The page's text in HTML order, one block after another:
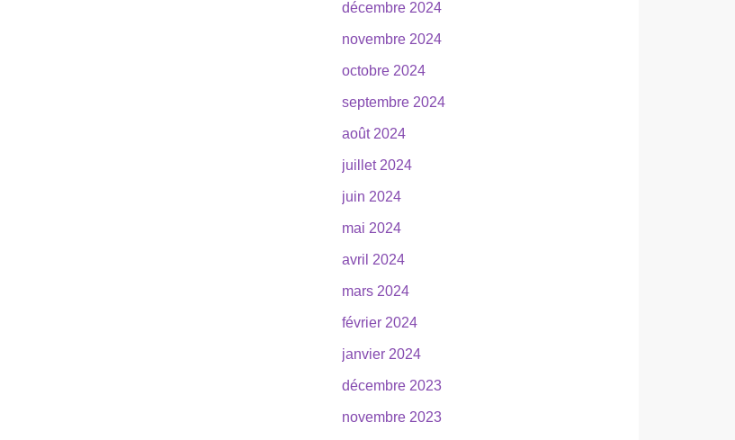
décembre 2024
novembre 2024
octobre 2024
septembre 2024
août 2024
juillet 2024
juin 2024
mai 2024
avril 2024
mars 2024
février 2024
janvier 2024
décembre 2023
novembre 2023